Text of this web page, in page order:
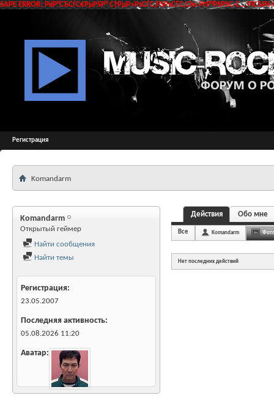
SAPE ERROR: РќР°СЂСѓС€РµРЅР° С†РµР»РѕСЃС‚РЅРѕСЃС‚СЊ РґР°РЅРЅС‹С…
Регистрация
Komandarm
Komandarm
Открытый геймер
Найти сообщения
Найти темы
Регистрация
23.05.2007
Последняя активность
05.08.2026 11:20
Аватар
Действия Обо мне
Все Komandarm
Нет последних действий